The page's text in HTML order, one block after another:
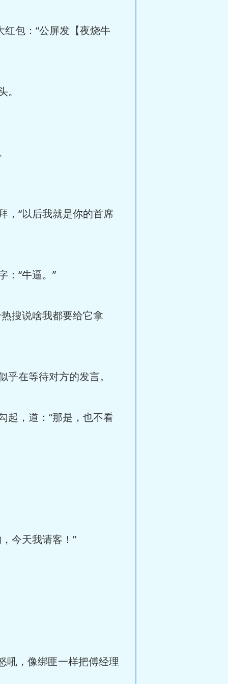
包：“公屏发【夜烧牛
“以后我就是你的首席
“牛逼。”
搜说啥我都要给它拿
在等待对方的发言。
，道：“那是，也不看
今天我请客！”
，像绑匪一样把傅经理